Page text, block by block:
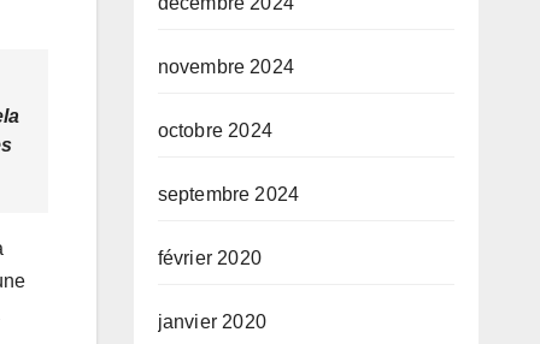
novembre 2024
octobre 2024
septembre 2024
février 2020
janvier 2020